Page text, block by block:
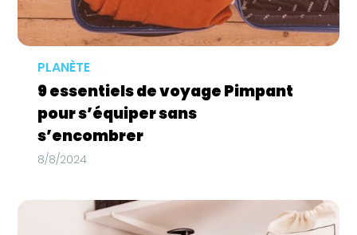
PLANÈTE
9 essentiels de voyage Pimpant
pour s’équiper sans
s’encombrer
8/8/2024